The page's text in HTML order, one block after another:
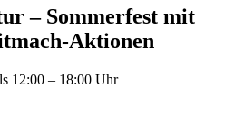
– Sommerfest mit
Aktionen
12:00 – 18:00 Uhr